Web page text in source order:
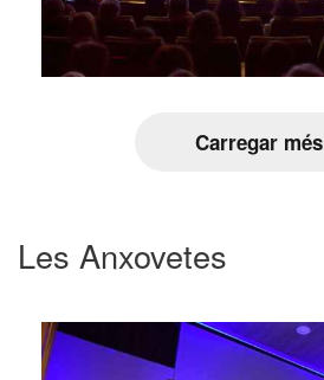
Carregar més
Les Anxovetes